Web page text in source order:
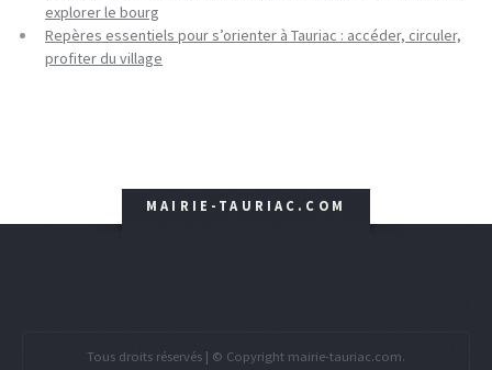
explorer le bourg
Repères essentiels pour s’orienter à Tauriac : accéder, circuler,
profiter du village
MAIRIE-TAURIAC.COM
Tous droits réservés | © Copyright mairie-tauriac.com.